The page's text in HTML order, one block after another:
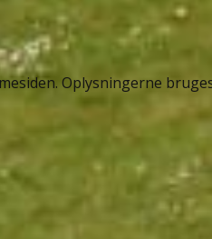
Oplysningerne